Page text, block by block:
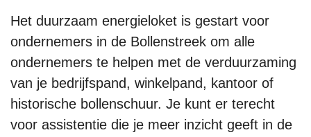
Het duurzaam energieloket is gestart voor
ondernemers in de Bollenstreek om alle
ondernemers te helpen met de verduurzaming
van je bedrijfspand, winkelpand, kantoor of
historische bollenschuur. Je kunt er terecht
voor assistentie die je meer inzicht geeft in de